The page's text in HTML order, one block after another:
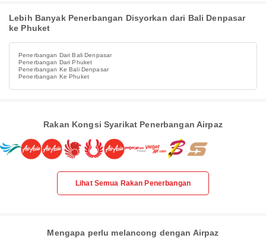
Lebih Banyak Penerbangan Disyorkan dari Bali Denpasar
ke Phuket
Penerbangan Dari Bali Denpasar
Penerbangan Dari Phuket
Penerbangan Ke Bali Denpasar
Penerbangan Ke Phuket
Rakan Kongsi Syarikat Penerbangan Airpaz
Lihat Semua Rakan Penerbangan
Mengapa perlu melancong dengan Airpaz